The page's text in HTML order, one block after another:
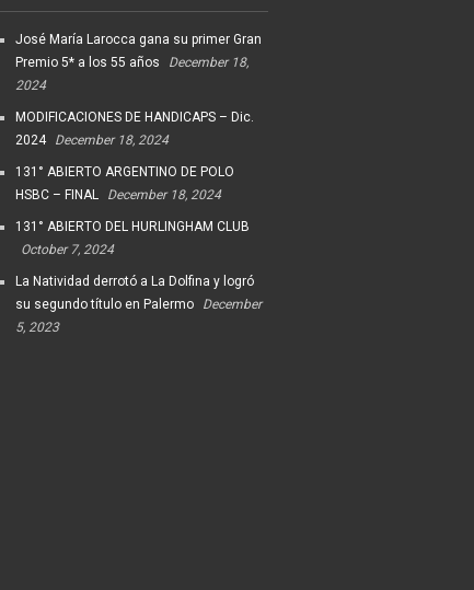
José María Larocca gana su primer Gran
Premio 5* a los 55 años
December 18,
2024
MODIFICACIONES DE HANDICAPS – Dic.
2024
December 18, 2024
131° ABIERTO ARGENTINO DE POLO
HSBC – FINAL
December 18, 2024
131° ABIERTO DEL HURLINGHAM CLUB
October 7, 2024
La Natividad derrotó a La Dolfina y logró
su segundo título en Palermo
December
5, 2023